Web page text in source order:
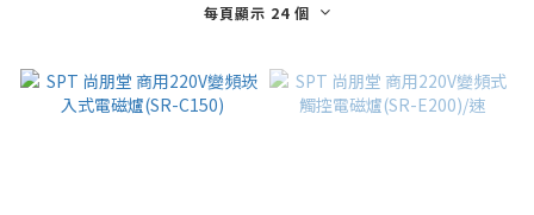
每頁顯示 24 個